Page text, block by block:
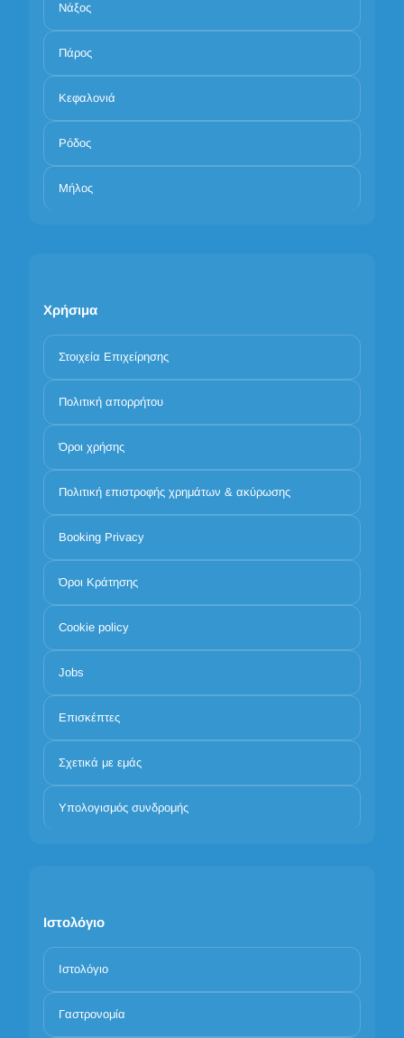
Νάξος
Πάρος
Κεφαλονιά
Ρόδος
Μήλος
Χρήσιμα
Στοιχεία Επιχείρησης
Πολιτική απορρήτου
Όροι χρήσης
Πολιτική επιστροφής χρημάτων & ακύρωσης
Booking Privacy
Όροι Κράτησης
Cookie policy
Jobs
Επισκέπτες
Σχετικά με εμάς
Υπολογισμός συνδρομής
Ιστολόγιο
Ιστολόγιο
Γαστρονομία